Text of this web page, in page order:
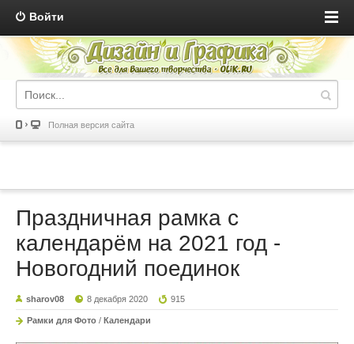
Войти
Полная версия сайта
Праздничная рамка с
календарём на 2021 год -
Новогодний поединок
sharov08 8 декабря 2020 915
Рамки для Фото / Календари